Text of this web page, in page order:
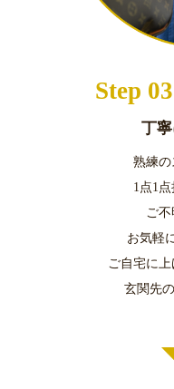
Step 03
丁
熟練の
1点1点
ご不
お気軽
ご自宅に上
玄関先